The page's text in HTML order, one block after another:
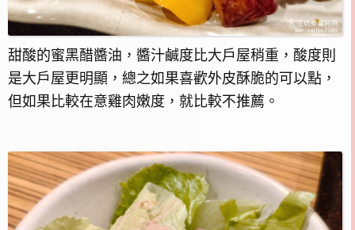
甜酸的蜜黑醋醬油，醬汁鹹度比大戶屋稍重，酸度則
是大戶屋更明顯，總之如果喜歡外皮酥脆的可以點，
但如果比較在意雞肉嫩度，就比較不推薦。